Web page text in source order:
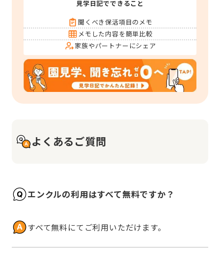
見学日記でできること
聞くべき保活項目のメモ
メモした内容を簡単比較
家族やパートナーにシェア
よくあるご質問
エンクルの利用はすべて無料ですか？
すべて無料にてご利用いただけます。